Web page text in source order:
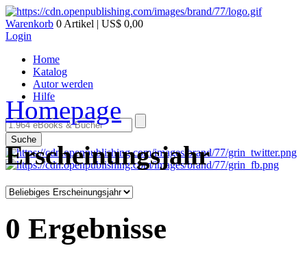
Warenkorb 0 Artikel | US$ 0,00
Login
Home
Katalog
Autor werden
Hilfe
Suche
Homepage
Erscheinungsjahr
0 Ergebnisse